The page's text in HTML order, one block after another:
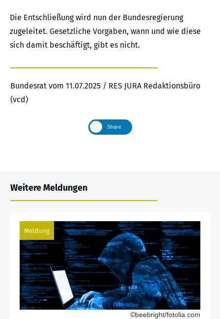
Die Entschließung wird nun der Bundesregierung
zugeleitet. Gesetzliche Vorgaben, wann und wie diese
sich damit beschäftigt, gibt es nicht.
Bundesrat vom 11.07.2025 / RES JURA Redaktionsbüro
(vcd)
Share
Weitere Meldungen
Meldung
©beebright/fotolia.com